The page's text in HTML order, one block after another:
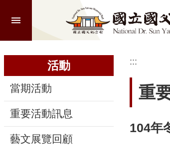
階
尋
認
識
本
館
活動
當期活動
重要活動訊息
藝文展覽回顧
:::
重
104年